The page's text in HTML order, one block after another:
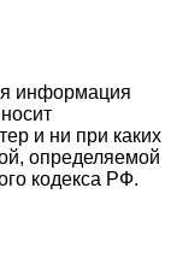
информация
и ни при каких
определяемой
кодекса РФ.